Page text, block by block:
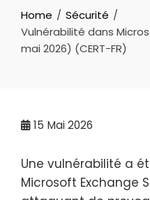
Home
Sécurité
Vulnérabilité dans
mai 2026) (CERT-FR)
15 Mai 2026
Une vulnérabilité a
Microsoft Exchange